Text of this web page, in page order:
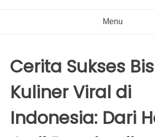
Menu
Cerita Sukses
Kuliner Viral di
Indonesia: Dari